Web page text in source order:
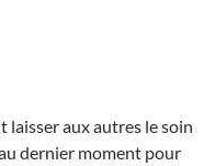
laisser aux autres le soin
dernier moment pour